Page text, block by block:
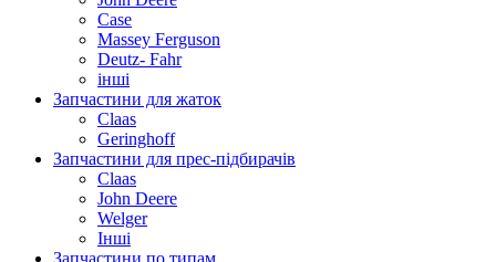
Case
Massey Ferguson
Deutz- Fahr
інші
Запчастини для жаток
Claas
Geringhoff
Запчастини для прес-підбирачів
Claas
John Deere
Welger
Інші
Запчастини по типам